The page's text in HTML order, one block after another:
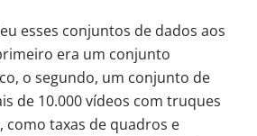
esses conjuntos de dados aos
era um conjunto
o segundo, um conjunto de
de 10.000 vídeos com truques
como taxas de quadros e